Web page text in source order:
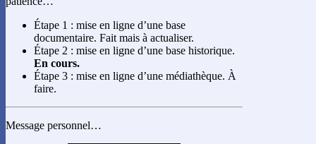
Étape 1 : mise en ligne d’une base
documentaire. Fait mais à actualiser.
Étape 2 : mise en ligne d’une base historique.
En cours.
Étape 3 : mise en ligne d’une médiathèque. À
faire.
Message personnel…